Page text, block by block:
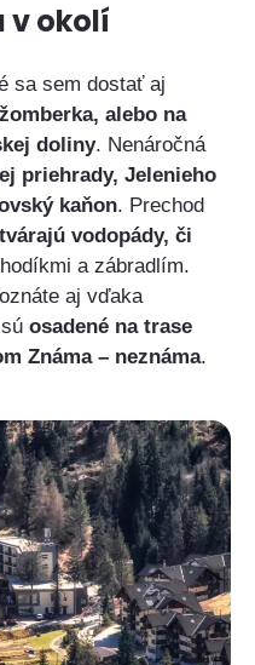
v okolí
sa sem dostať aj
alebo na
doliny. Nenáročná
priehrady, Jelenieho
kaňon. Prechod
vodopády, či
a zábradlím.
aj vďaka
osadené na trase
Známa – neznáma.